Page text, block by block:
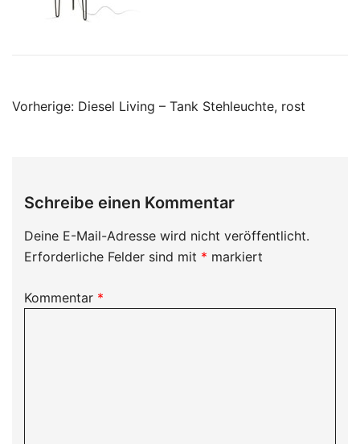
Beitragsnavigation
Vorherige: Diesel Living – Tank Stehleuchte, rost
Schreibe einen Kommentar
Deine E-Mail-Adresse wird nicht veröffentlicht.
Erforderliche Felder sind mit * markiert
Kommentar *